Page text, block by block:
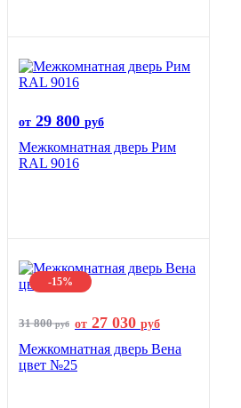
от 29 800 руб
Межкомнатная дверь Рим
RAL 9016
-15%
31 800руб от 27 030 руб
Межкомнатная дверь Вена
цвет №25